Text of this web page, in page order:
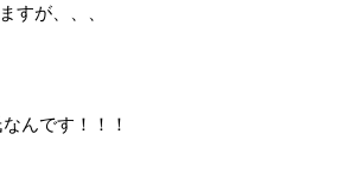
すが、、、
んです！！！